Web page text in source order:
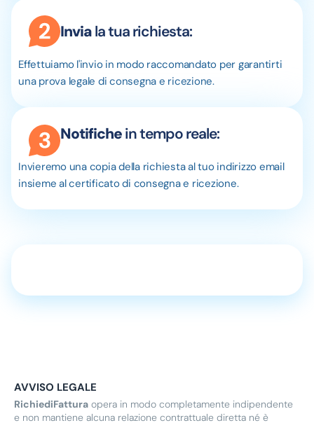
Inviala tua richiesta:
Effettuiamo l'invio in modo raccomandato per garantirti
una prova legale di consegna e ricezione.
Notifichein tempo reale:
Invieremo una copia della richiesta al tuo indirizzo email
insieme al certificato di consegna e ricezione.
AVVISO LEGALE
RichiediFattura opera in modo completamente indipendente
e non mantiene alcuna relazione contrattuale diretta né è